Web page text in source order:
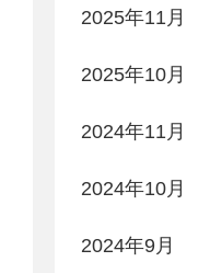
2025年11月
2025年10月
2024年11月
2024年10月
2024年9月